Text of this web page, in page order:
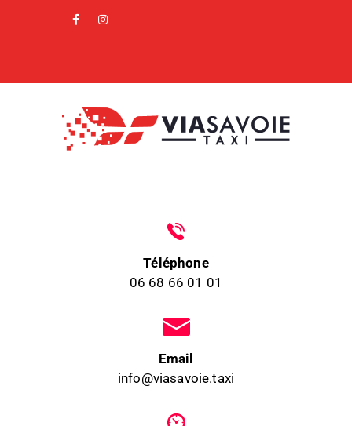
Téléphone
06 68 66 01 01
Email
info@viasavoie.taxi